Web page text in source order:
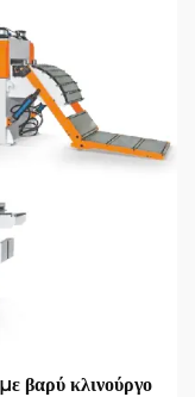
βαρύ κλινούργο